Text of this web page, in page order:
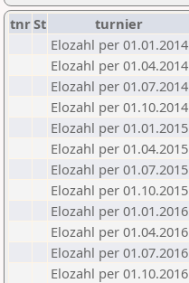
tnrSt turnier
Elozahl per 01.01.2014
Elozahl per 01.04.2014
Elozahl per 01.07.2014
Elozahl per 01.10.2014
Elozahl per 01.01.2015
Elozahl per 01.04.2015
Elozahl per 01.07.2015
Elozahl per 01.10.2015
Elozahl per 01.01.2016
Elozahl per 01.04.2016
Elozahl per 01.07.2016
Elozahl per 01.10.2016